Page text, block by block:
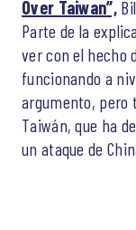
Over Taiwan”,
Parte de la
ver con el hecho
funcionando a
argumento, pero
Taiwán, que ha
un ataque de